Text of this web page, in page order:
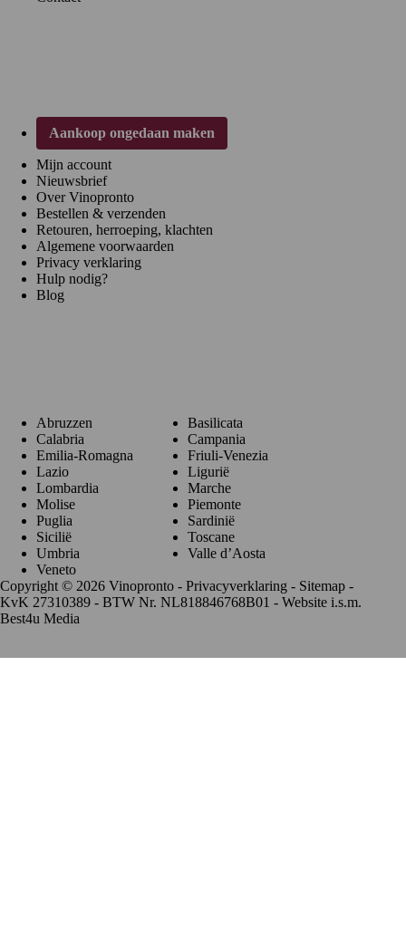
Aankoop ongedaan maken
Mijn account
Nieuwsbrief
Over Vinopronto
Bestellen & verzenden
Retouren, herroeping, klachten
Algemene voorwaarden
Privacy verklaring
Hulp nodig?
Blog
Abruzzen
Basilicata
Calabria
Campania
Emilia-Romagna
Friuli-Venezia
Lazio
Ligurië
Lombardia
Marche
Molise
Piemonte
Puglia
Sardinië
Sicilië
Toscane
Umbria
Valle d’Aosta
Veneto
Copyright © 2026 Vinopronto - Privacyverklaring - Sitemap -
KvK 27310389 - BTW Nr. NL818846768B01 - Website i.s.m.
Best4u Media